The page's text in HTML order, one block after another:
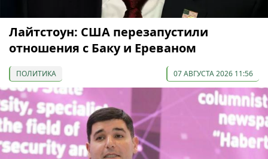
Лайтстоун: США перезапустили
отношения с Баку и Ереваном
ПОЛИТИКА 07 АВГУСТА 2026 11:56